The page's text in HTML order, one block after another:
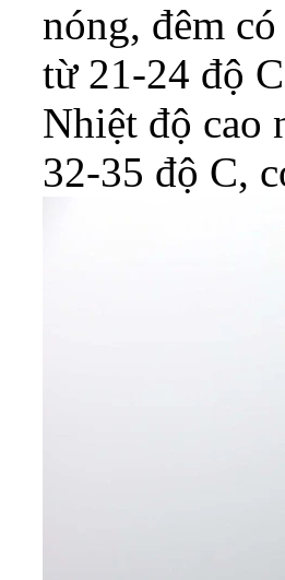
nóng, đêm
từ 21-24 độ
Nhiệt độ cao
32-35 độ C,